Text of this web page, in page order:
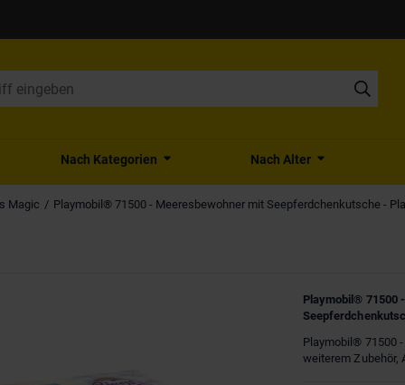
Nach Kategorien Nach Alter
Magic Playmobil® 71500 - Meeresbewohner mit Seepferdchenkutsche -
Playmobil® 71500
Playmobil® 71500
weiterem Zubehör,